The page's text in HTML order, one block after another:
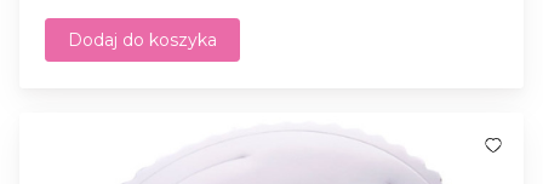
Dodaj do koszyka